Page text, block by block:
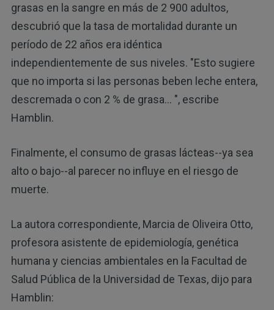
grasas en la sangre en más de 2 900 adultos,
descubrió que la tasa de mortalidad durante un
período de 22 años era idéntica
independientemente de sus niveles. "Esto sugiere
que no importa si las personas beben leche entera,
descremada o con 2 % de grasa... ", escribe
Hamblin.
Finalmente, el consumo de grasas lácteas--ya sea
alto o bajo--al parecer no influye en el riesgo de
muerte.
La autora correspondiente, Marcia de Oliveira Otto,
profesora asistente de epidemiología, genética
humana y ciencias ambientales en la Facultad de
Salud Pública de la Universidad de Texas, dijo para
Hamblin: